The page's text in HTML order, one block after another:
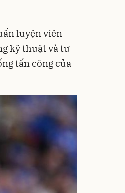
luyện viên
kỹ thuật và tư
tấn công của